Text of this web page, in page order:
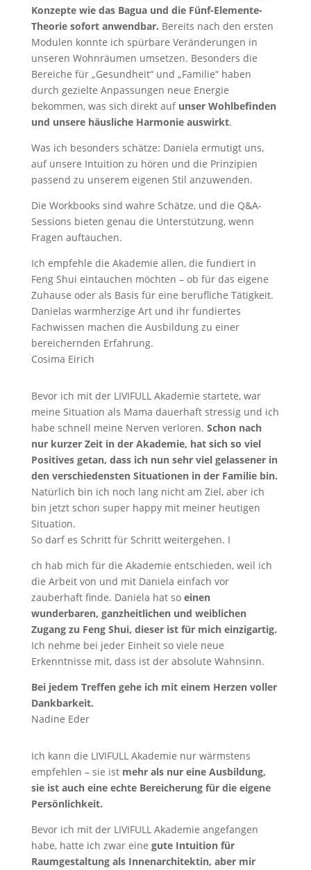
Konzepte wie das Bagua und die Fünf-Elemente-
Theorie sofort anwendbar. Bereits nach den ersten
Modulen konnte ich spürbare Veränderungen in
unseren Wohnräumen umsetzen. Besonders die
Bereiche für „Gesundheit“ und „Familie“ haben
durch gezielte Anpassungen neue Energie
bekommen, was sich direkt auf unser Wohlbefinden
und unsere häusliche Harmonie auswirkt.
Was ich besonders schätze: Daniela ermutigt uns,
auf unsere Intuition zu hören und die Prinzipien
passend zu unserem eigenen Stil anzuwenden.
Die Workbooks sind wahre Schätze, und die Q&A-
Sessions bieten genau die Unterstützung, wenn
Fragen auftauchen.
Ich empfehle die Akademie allen, die fundiert in
Feng Shui eintauchen möchten – ob für das eigene
Zuhause oder als Basis für eine berufliche Tätigkeit.
Danielas warmherzige Art und ihr fundiertes
Fachwissen machen die Ausbildung zu einer
bereichernden Erfahrung.
Cosima Eirich
Bevor ich mit der LIVIFULL Akademie startete, war
meine Situation als Mama dauerhaft stressig und ich
habe schnell meine Nerven verloren. Schon nach
nur kurzer Zeit in der Akademie, hat sich so viel
Positives getan, dass ich nun sehr viel gelassener in
den verschiedensten Situationen in der Familie bin.
Natürlich bin ich noch lang nicht am Ziel, aber ich
bin jetzt schon super happy mit meiner heutigen
Situation.
So darf es Schritt für Schritt weitergehen. I
ch hab mich für die Akademie entschieden, weil ich
die Arbeit von und mit Daniela einfach vor
zauberhaft finde. Daniela hat so einen
wunderbaren, ganzheitlichen und weiblichen
Zugang zu Feng Shui, dieser ist für mich einzigartig.
Ich nehme bei jeder Einheit so viele neue
Erkenntnisse mit, dass ist der absolute Wahnsinn.
Bei jedem Treffen gehe ich mit einem Herzen voller
Dankbarkeit.
Nadine Eder
Ich kann die LIVIFULL Akademie nur wärmstens
empfehlen – sie ist mehr als nur eine Ausbildung,
sie ist auch eine echte Bereicherung für die eigene
Persönlichkeit.
Bevor ich mit der LIVIFULL Akademie angefangen
habe, hatte ich zwar eine gute Intuition für
Raumgestaltung als Innenarchitektin, aber mir